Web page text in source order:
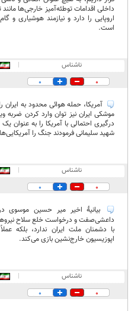
داخلی اقدامات توطئه‌آمیز خارجی‌ها
اروپایی را دارد و نیازمند هوشیاری و
است.
ناشناس |
0
0
آمریکا، حمله هوائی محدود به ایران
موشکی ایران نیز توان وارد کردن ضربه
درگیری احتمالی با آمریکا را به ‌عنوان
شهید سلیمانی فرمودند جنگ را
ناشناس |
0
0
بیانیۀ اخیر میر حسین موسوی
داعشی‌صفت و درخواست خلع سلاح
با دشمنان ملت ایران ندارد، بلکه
اپوزیسیون خارج‌نشین بازی می‌کند.
ناشناس |
0
0